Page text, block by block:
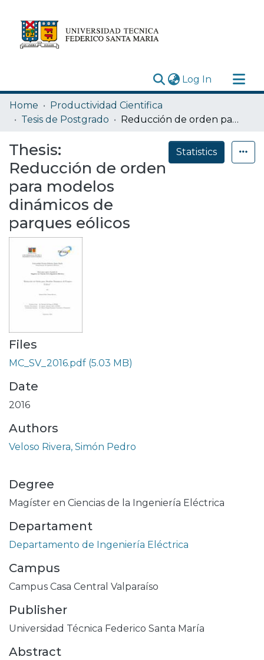
Log In (current)
Research Outputs
Statistics
Depósito
Home
Productividad Cientifica
Tesis de Postgrado
Reducción de orden para modelos dinámicos de parques eólicos
Thesis:
Reducción de orden
para modelos
dinámicos de
parques eólicos
Statistics
Files
MC_SV_2016.pdf (5.03 MB)
Date
2016
Authors
Veloso Rivera, Simón Pedro
Degree
Magíster en Ciencias de la Ingeniería Eléctrica
Departament
Departamento de Ingeniería Eléctrica
Campus
Campus Casa Central Valparaíso
Publisher
Universidad Técnica Federico Santa María
Abstract